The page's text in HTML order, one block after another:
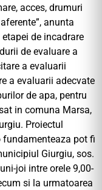
acces, drumuri
anunta
de incadrare
de evaluare a
a evaluarii
a evaluarii adecvate
de apa, pentru
in comuna Marsa,
Proiectul
fundamenteaza pot fi
Giurgiu, sos.
joi intre orele 9,00-
si la urmatoarea